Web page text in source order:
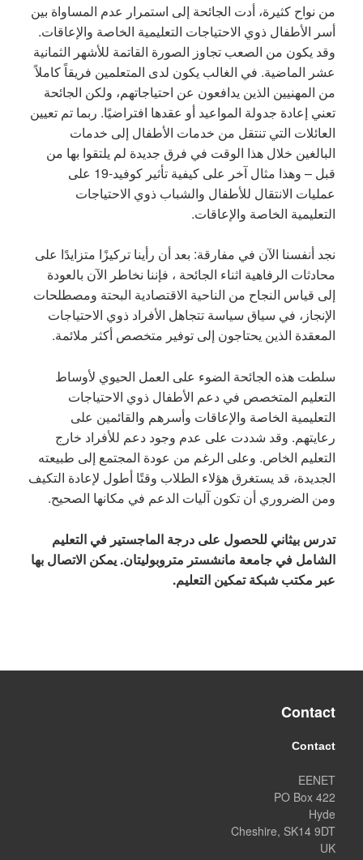
من نواح كثيرة، أدت الجائحة إلى استمرار عدم المساواة بين
أسر الأطفال ذوي الاحتياجات التعليمية الخاصة والإعاقات.
وقد يكون من الصعب تجاوز الصورة القاتمة للأشهر الثمانية
عشر الماضية. في الغالب يكون لدى المتعلمين فريقاً كاملاً
من المهنيين الذين يدافعون عن احتياجاتهم، ولكن الجائحة
تعني إعادة جدولة المواعيد أو عقدها افتراضيًا. ربما تم تعيين
العائلات التي تنتقل من خدمات الأطفال إلى خدمات
البالغين خلال هذا الوقت في فرق جديدة لم يلتقوا بها من
قبل – وهذا مثال آخر على كيفية تأثير كوفيد-19 على
عمليات الانتقال للأطفال والشباب ذوي الاحتياجات
التعليمية الخاصة والإعاقات.
نجد أنفسنا الآن في مفارقة: بعد أن رأينا تركيزًا متزايدًا على
محادثات الرفاهية اثناء الجائحة ، فإننا نخاطر الآن بالعودة
إلى قياس النجاح من الناحية الاقتصادية البحتة ومصطلحات
الإنجاز، في سياق سياسة تتجاهل الأفراد ذوي الاحتياجات
المعقدة الذين يحتاجون إلى توفير متخصص أكثر ملائمة.
سلطت هذه الجائحة الضوء على العمل الحيوي لأوساط
التعليم المتخصص في دعم الأطفال ذوي الاحتياجات
التعليمية الخاصة والإعاقات وأسرهم والقائمين على
رعايتهم. وقد شددت على عدم وجود دعم للأفراد خارج
التعليم الخاص. وعلى الرغم من عودة المجتمع إلى طبيعته
الجديدة، قد يستغرق هؤلاء الطلاب وقتًا أطول لإعادة التكيف
ومن الضروري أن تكون آليات الدعم في مكانها الصحيح.
تدرس بيثاني للحصول على درجة الماجستير في التعليم
الشامل في جامعة مانشستر متروبوليتان. يمكن الاتصال بها
عبر مكتب شبكة تمكين التعليم.
Contact
Contact
EENET
PO Box 422
Hyde
Cheshire, SK14 9DT
UK